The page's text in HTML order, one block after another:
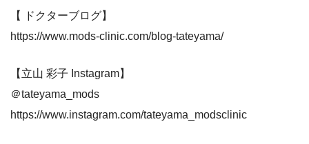
【 ドクターブログ】
https://www.mods-clinic.com/blog-tateyama/
【立山 彩子 Instagram】
＠tateyama_mods
https://www.instagram.com/tateyama_modsclinic